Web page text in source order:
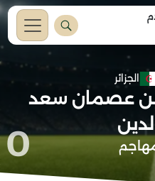
الجزائر
عصمان سعد
الدين
0